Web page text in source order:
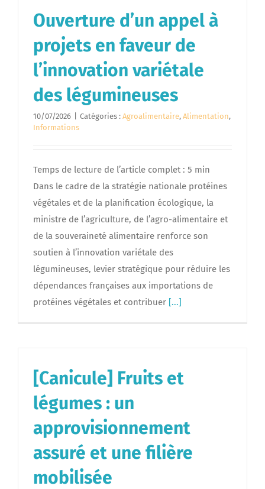
Ouverture d’un appel à
projets en faveur de
l’innovation variétale
des légumineuses
10/07/2026 Catégories : Agroalimentaire, Alimentation,
Informations
Temps de lecture de l’article complet : 5 min
Dans le cadre de la stratégie nationale protéines
végétales et de la planification écologique, la
ministre de l’agriculture, de l’agro-alimentaire et
de la souveraineté alimentaire renforce son
soutien à l’innovation variétale des
légumineuses, levier stratégique pour réduire les
dépendances françaises aux importations de
protéines végétales et contribuer [...]
[Canicule] Fruits et
légumes : un
approvisionnement
assuré et une filière
mobilisée